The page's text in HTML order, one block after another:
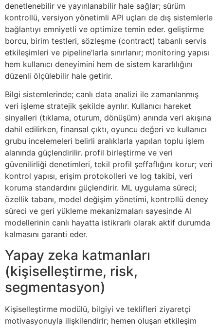
denetlenebilir ve yayınlanabilir hale sağlar; sürüm
kontrollü, versiyon yönetimli API uçları de dış sistemlerle
bağlantıyı emniyetli ve optimize temin eder. geliştirme
borcu, birim testleri, sözleşme (contract) tabanlı servis
etkileşimleri ve pipeline’larla sınırlanır; monitoring yapısı
hem kullanıcı deneyimini hem de sistem kararlılığını
düzenli ölçülebilir hale getirir.
Bilgi sistemlerinde; canlı data analizi ile zamanlanmış
veri işleme stratejik şekilde ayrılır. Kullanıcı hareket
sinyalleri (tıklama, oturum, dönüşüm) anında veri akışına
dahil edilirken, finansal çıktı, oyuncu değeri ve kullanıcı
grubu incelemeleri belirli aralıklarla yapılan toplu işlem
alanında güçlendirilir. profil birleştirme ve veri
güvenilirliği denetimleri, tekil profil şeffaflığını korur; veri
kontrol yapısı, erişim protokolleri ve log takibi, veri
koruma standardını güçlendirir. ML uygulama süreci;
özellik tabanı, model değişim yönetimi, kontrollü deney
süreci ve geri yükleme mekanizmaları sayesinde AI
modellerinin canlı hayatta istikrarlı olarak aktif durumda
kalmasını garanti eder.
Yapay zeka katmanları
(kişiselleştirme, risk,
segmentasyon)
Kişiselleştirme modülü, bilgiyi ve teklifleri ziyaretçi
motivasyonuyla ilişkilendirir; hemen oluşan etkileşim